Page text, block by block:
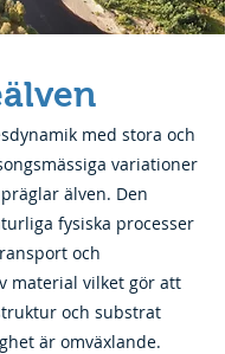
med stora och
variationer
älven. Den
fysiska processer
och
material vilket gör att
och substrat
är omväxlande.